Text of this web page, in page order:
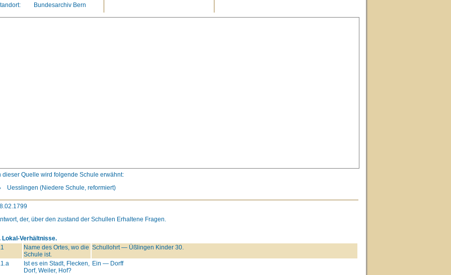
Bundesarchiv Bern
dieser Quelle wird folgende Schule erwähnt:
Uesslingen (Niedere Schule, reformiert)
der, über den zustand der Schullen Erhaltene Fragen.
Lokal-Verhältnisse.
Name des Ortes, wo die
Schule ist.
Schullohrt — Üßlingen Kinder 30.
Ist es ein Stadt, Flecken,
Dorf, Weiler, Hof?
Ein — Dorff